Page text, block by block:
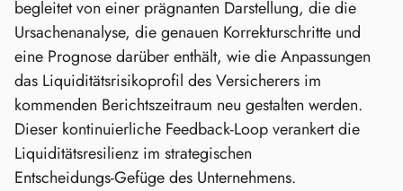
begleitet von einer prägnanten Darstellung, die die
Ursachenanalyse, die genauen Korrekturschritte und
eine Prognose darüber enthält, wie die Anpassungen
das Liquiditätsrisikoprofil des Versicherers im
kommenden Berichtszeitraum neu gestalten werden.
Dieser kontinuierliche Feedback‑Loop verankert die
Liquiditätsresilienz im strategischen
Entscheidungs‑Gefüge des Unternehmens.